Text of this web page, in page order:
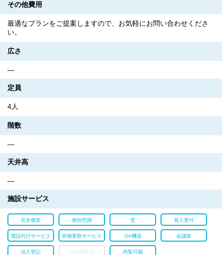
その他費用
最適なプランをご提案しますので、お気軽にお問い合わせくださ
い。
広さ
―
定員
4人
階数
―
天井高
―
施設サービス
完全個室 個別空調 窓 有人受付
電話代行サービス 荷物受取サービス OA機器 会議室
法人登記 24時間利用 内覧可能